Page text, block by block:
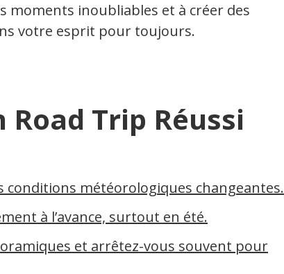
moments inoubliables et à créer des
votre esprit pour toujours.
Trip Réussi
conditions météorologiques changeantes.
à l’avance, surtout en été.
et arrêtez-vous souvent pour